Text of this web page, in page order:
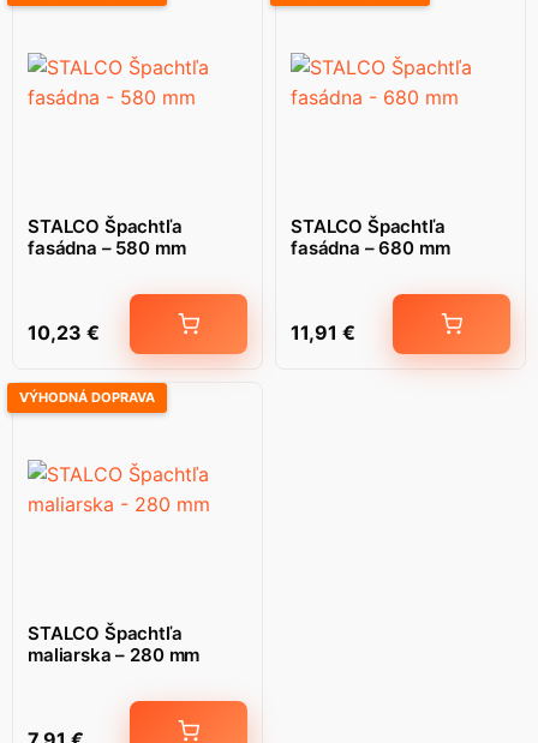
STALCO Špachtľa
fasádna – 580 mm
10,23 €
STALCO Špachtľa
fasádna – 680 mm
11,91 €
VÝHODNÁ DOPRAVA
STALCO Špachtľa
maliarska – 280 mm